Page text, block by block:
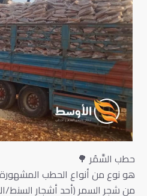
حطب السَّمُر 🌳
هو نوع من أنواع الحطب المشهورة
من شجر السمر (أحد أشجار السنط/